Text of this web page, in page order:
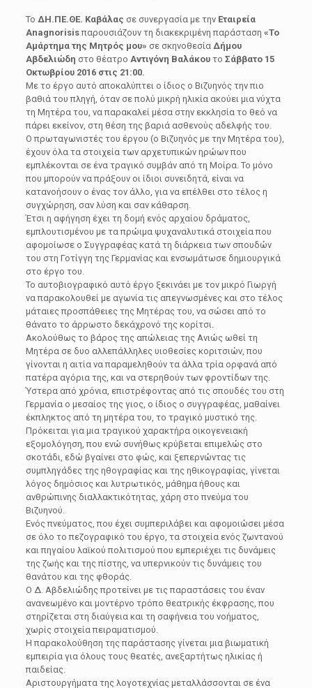
Το ΔΗ.ΠΕ.ΘΕ. Καβάλας σε συνεργασία με την Εταιρεία
Anagnorisisπαρουσιάζουν τη διακεκριμένη παράσταση «Το
Αμάρτημα της Μητρός μου» σε σκηνοθεσία Δήμου
Αβδελιώδη στο θέατρο Αντιγόνη Βαλάκουτο Σάββατο 15
Οκτωβρίου 2016 στις 21:00.
Με το έργο αυτό αποκαλύπτει ο ίδιος ο Βιζυηνός την πιο
βαθιά του πληγή, όταν σε πολύ μικρή ηλικία ακούει μια νύχτα
τη Μητέρα του, να παρακαλεί μέσα στην εκκλησία το θεό να
πάρει εκείνον, στη θέση της βαριά ασθενούς αδελφής του.
Ο πρωταγωνιστές του έργου (ο Βιζυηνός με την Μητέρα του),
έχουν όλα τα στοιχεία των αρχετυπικών ηρώων που
εμπλέκονται σε ένα τραγικό συμβάν από τη Μοίρα. Το μόνο
που μπορούν να πράξουν οι ίδιοι συνειδητά, είναι να
κατανοήσουν ο ένας τον άλλο, για να επέλθει στο τέλος η
συγχώρηση, σαν λύση και σαν κάθαρση.
Έτσι η αφήγηση έχει τη δομή ενός αρχαίου δράματος,
εμπλουτισμένου με τα πρώιμα ψυχαναλυτικά στοιχεία που
αφομοίωσε ο Συγγραφέας κατά τη διάρκεια των σπουδών
του στη Γοτίγγη της Γερμανίας και ενσωμάτωσε δημιουργικά
στο έργο του.
Το αυτοβιογραφικό αυτό έργο ξεκινάει με τον μικρό Γιωργή
να παρακολουθεί με αγωνία τις απεγνωσμένες και στο τέλος
μάταιες προσπάθειες της Μητέρας του, να σώσει από το
θάνατο το άρρωστο δεκάχρονό της κορίτσι.
Ακολούθως το βάρος της απώλειας της Ανιώς ωθεί τη
Μητέρα σε δυο αλλεπάλληλες υιοθεσίες κοριτσιών, που
γίνονται η αιτία να παραμεληθούν τα άλλα τρία ορφανά από
πατέρα αγόρια της, και να στερηθούν των φροντίδων της.
Ύστερα από χρόνια, επιστρέφοντας από τις σπουδές του στη
Γερμανία ο μεσαίος της γιος, ο ίδιος ο συγγραφέας, μαθαίνει
έκπληκτος από τη μητέρα του, το τραγικό μυστικό της.
Πρόκειται για μια τραγικού χαρακτήρα οικογενειακή
εξομολόγηση, που ενώ συνήθως κρύβεται επιμελώς στο
σκοτάδι, εδώ βγαίνει στο φώς, και ξεπερνώντας τις
συμπληγάδες της ηθογραφίας και της ηθικογραφίας, γίνεται
λόγος δημόσιος και λυτρωτικός, μάθημα ήθους και
ανθρώπινης διαλλακτικότητας, χάρη στο πνεύμα του
Βιζυηνού.
Ενός πνεύματος, που έχει συμπεριλάβει και αφομοιώσει μέσα
σε όλο το πεζογραφικό του έργο, τα στοιχεία ενός ζωντανού
και πηγαίου λαϊκού πολιτισμού που εμπεριέχει τις δυνάμεις
της ζωής και της πίστης, να υπερνικούν τις δυνάμεις του
θανάτου και της φθοράς.
Ο Δ. Αβδελιώδης προτείνει με τις παραστάσεις του έναν
ανανεωμένο και μοντέρνο τρόπο θεατρικής έκφρασης, που
στηρίζεται στη διαύγεια και τη σαφήνεια του νοήματος,
χωρίς στοιχεία πειραματισμού.
Η παρακολούθηση της παράστασης γίνεται μια βιωματική
εμπειρία για όλους τους θεατές, ανεξαρτήτως ηλικίας ή
παιδείας.
Αριστουργήματα της λογοτεχνίας μεταλλάσσονται σε ένα